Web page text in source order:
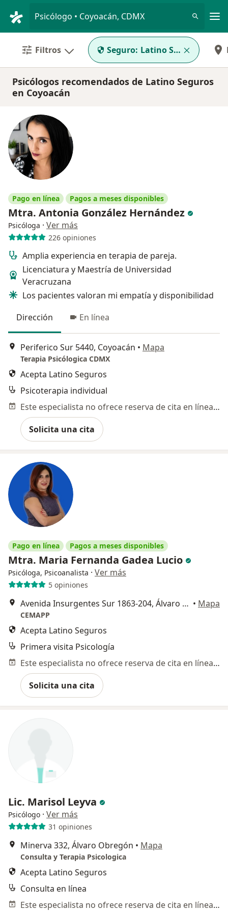
Psicólogo • Coyoacán, CDMX
Filtros Seguro: Latino Seguros
Psicólogos recomendados de Latino Seguros
en Coyoacán
Pago en línea Pagos a meses disponibles
Mtra. Antonia González Hernández
Psicóloga · Ver más
226 opiniones
Amplia experiencia en terapia de pareja.
Licenciatura y Maestría de Universidad
Veracruzana
Los pacientes valoran mi empatía y disponibilidad
Dirección
En línea
Periferico Sur 5440, Coyoacán • Mapa
Terapia Psicólogica CDMX
Acepta Latino Seguros
Psicoterapia individual
Este especialista no ofrece reserva de cita en línea en esta dirección.
Solicita una cita
Pago en línea Pagos a meses disponibles
Mtra. Maria Fernanda Gadea Lucio
Psicóloga, Psicoanalista · Ver más
5 opiniones
Avenida Insurgentes Sur 1863-204, Álvaro Obregón • Mapa
CEMAPP
Acepta Latino Seguros
Primera visita Psicología
Este especialista no ofrece reserva de cita en línea en esta dirección.
Solicita una cita
Lic. Marisol Leyva
Psicólogo · Ver más
31 opiniones
Minerva 332, Álvaro Obregón • Mapa
Consulta y Terapia Psicologica
Acepta Latino Seguros
Consulta en línea
Este especialista no ofrece reserva de cita en línea en esta dirección.